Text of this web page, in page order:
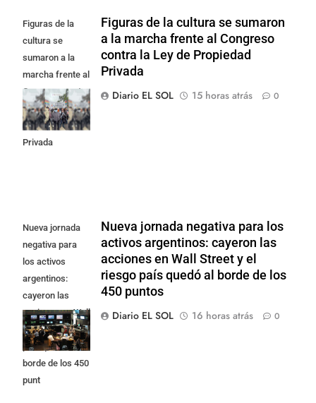
Figuras de la
cultura se
sumaron a la
marcha frente al
Congreso contra
la Ley de
Propiedad
Privada
Figuras de la cultura se sumaron
a la marcha frente al Congreso
contra la Ley de Propiedad
Privada
Diario EL SOL
15 horas atrás 0
Nueva jornada
negativa para
los activos
argentinos:
cayeron las
acciones en Wall
Street y el riesgo
país quedó al
borde de los 450
punt
Nueva jornada negativa para los
activos argentinos: cayeron las
acciones en Wall Street y el
riesgo país quedó al borde de los
450 puntos
Diario EL SOL
16 horas atrás 0